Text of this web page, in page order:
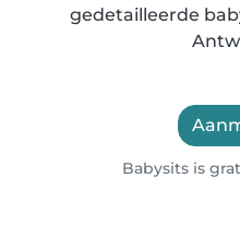
gedetailleerde
Babysits is